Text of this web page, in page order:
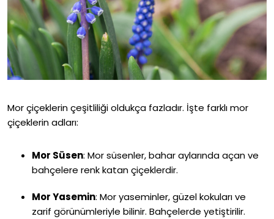
Mor çiçeklerin çeşitliliği oldukça fazladır. İşte farklı mor
çiçeklerin adları:
Mor Süsen: Mor süsenler, bahar aylarında açan ve
bahçelere renk katan çiçeklerdir.
Mor Yasemin: Mor yaseminler, güzel kokuları ve
zarif görünümleriyle bilinir. Bahçelerde yetiştirilir.